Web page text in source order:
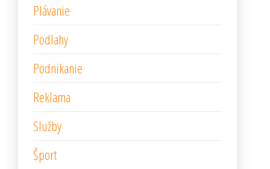
Plávanie
Podlahy
Podnikanie
Reklama
Služby
Šport